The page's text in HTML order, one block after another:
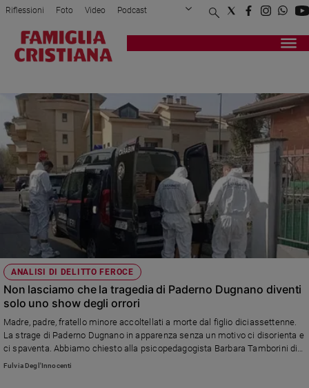
Attualità
Politica
Mondo
Economia
Legalità
e
giustizia
Sport
Interviste
Papa
Papa
Chiesa
Chiesa
Fede
Riflessioni Foto Video Podcast
Privacy Policy Chi siamo
Registrati Redazione
ANALISI DI DELITTO FEROCE
Non lasciamo che la tragedia di Paderno Dugnano diventi
solo uno show degli orrori
Madre, padre, fratello minore accoltellati a morte dal figlio diciassettenne.
La strage di Paderno Dugnano in apparenza senza un motivo ci disorienta e
ci spaventa. Abbiamo chiesto alla psicopedagogista Barbara Tamborini di
aiutarci a trovare un perché, come comportarsi come genitori, e se davvero
Fulvia Degl'Innocenti